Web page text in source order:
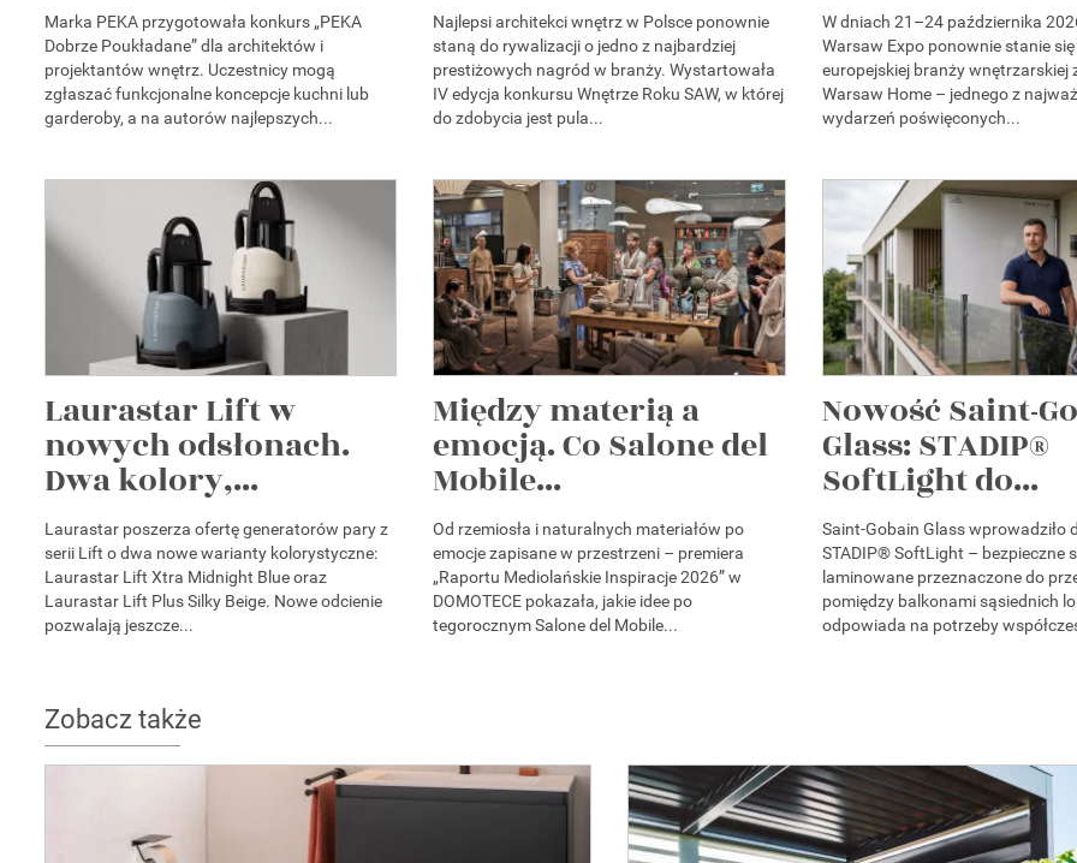
Marka PEKA przygotowała konkurs „PEKA
Dobrze Poukładane” dla architektów i
projektantów wnętrz. Uczestnicy mogą
zgłaszać funkcjonalne koncepcje kuchni lub
garderoby, a na autorów najlepszych...
Najlepsi architekci wnętrz w Polsce ponownie
staną do rywalizacji o jedno z najbardziej
prestiżowych nagród w branży. Wystartowała
IV edycja konkursu Wnętrze Roku SAW, w której
do zdobycia jest pula...
W dniach 21–24 października
Warsaw Expo ponownie stanie
europejskiej branży wnętrzarskiej
Warsaw Home – jednego z
wydarzeń poświęconych...
Laurastar Lift w
nowych odsłonach.
Dwa kolory,...
Laurastar poszerza ofertę generatorów pary z
serii Lift o dwa nowe warianty kolorystyczne:
Laurastar Lift Xtra Midnight Blue oraz
Laurastar Lift Plus Silky Beige. Nowe odcienie
pozwalają jeszcze...
Między materią a
emocją. Co Salone del
Mobile...
Od rzemiosła i naturalnych materiałów po
emocje zapisane w przestrzeni – premiera
„Raportu Mediolańskie Inspiracje 2026” w
DOMOTECE pokazała, jakie idee po
tegorocznym Salone del Mobile...
Nowość Saint-
Glass: STADIP®
SoftLight do...
Saint-Gobain Glass wprowadziło
STADIP® SoftLight – bezpieczne
laminowane przeznaczone do
pomiędzy balkonami sąsiednich
odpowiada na potrzeby
Zobacz także